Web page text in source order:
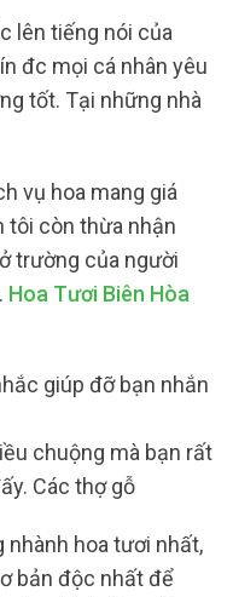
lên tiếng nói của
đc mọi cá nhân yêu
tốt. Tại những nhà
vụ hoa mang giá
tôi còn thừa nhận
trường của người
Hoa Tươi Biên Hòa
giúp đỡ bạn nhắn
chuộng mà bạn rất
Các thợ gỗ
hoa tươi nhất,
bản độc nhất để